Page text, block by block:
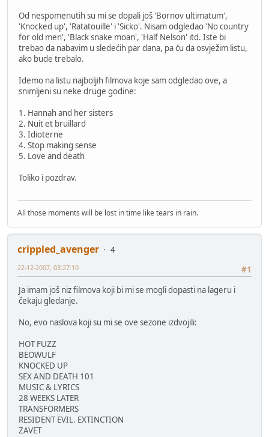
Od nespomenutih su mi se dopali još 'Bornov ultimatum',
'Knocked up', 'Ratatouille' i 'Sicko'. Nisam odgledao 'No country
for old men', 'Black snake moan', 'Half Nelson' itd. Iste bi
trebao da nabavim u sledećih par dana, pa ću da osvježim listu,
ako bude trebalo.
Idemo na listu najboljih filmova koje sam odgledao ove, a
snimljeni su neke druge godine:
1. Hannah and her sisters
2. Nuit et bruillard
3. Idioterne
4. Stop making sense
5. Love and death
Toliko i pozdrav.
All those moments will be lost in time like tears in rain.
crippled_avenger
4
#1
22-12-2007, 03:27:10
Ja imam još niz filmova koji bi mi se mogli dopasti na lageru i
čekaju gledanje.
No, evo naslova koji su mi se ove sezone izdvojili:
HOT FUZZ
BEOWULF
KNOCKED UP
SEX AND DEATH 101
MUSIC & LYRICS
28 WEEKS LATER
TRANSFORMERS
RESIDENT EVIL. EXTINCTION
ZAVET